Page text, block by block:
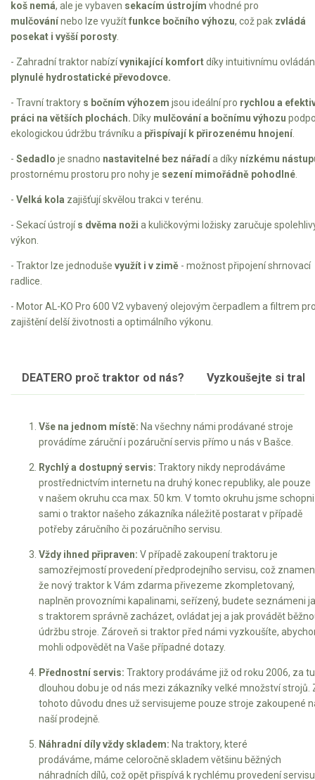
Elektrické skútry
Elektrické tříkolky
Elektrické tříkolky pro seniory
Elektrické tříkolky pracovní
Elektrické čtyřkolky
Náhradní díly
Náhradní díly pro motorové pily
Zahradní traktory
Řetězové pily
Náhradní díly pro sekačky
koš nemá, ale je vybaven sekacím ústrojím vhodné pro
mulčovánínebo lze využítfunkce bočního výhozu, což pak zvládá
posekat i vyšší porosty.
- Zahradní traktor nabízívynikající komfortdíky intuitivnímu
plynulé hydrostatické převodovce.
- Travní traktory s bočním výhozem jsou ideální pro rychlou a
práci na větších plochách. Díky mulčování a bočnímu výhozu
ekologickou údržbu trávníku a přispívají k přirozenému hnojení.
- Sedadlo je snadno nastavitelné bez nářadía díky nízkému
prostornému prostoru pro nohy je sezení mimořádně pohodlné.
- Velká kola zajišťují skvělou trakci v terénu.
- Sekací ústrojís dvěma noži a kuličkovými ložisky zaručuje
výkon.
- Traktor lze jednoduše využít i v zimě - možnost připojení shrnovací
radlice.
- Motor AL-KO Pro 600 V2 vybavený olejovým čerpadlem a filtrem
zajištění delší životnosti a optimálního výkonu.
DEATERO proč traktor od nás? Vyzkoušejte si
Vše na jednom místě: Na všechny námi prodávané stroje
provádíme záruční i pozáruční servis přímo u nás v Bašce.
Rychlý a dostupný servis: Traktory nikdy neprodáváme
prostřednictvím internetu na druhý konec republiky, ale pouze
v našem okruhu cca max. 50 km. V tomto okruhu jsme
sami o traktor našeho zákazníka náležitě postarat v případě
potřeby záručního či pozáručního servisu.
Vždy ihned připraven: V případě zakoupení traktoru je
samozřejmostí provedení předprodejního servisu, což
že nový traktor k Vám zdarma přivezeme zkompletovaný,
naplněn provozními kapalinami, seřízený, budete seznámeni
s traktorem správně zacházet, ovládat jej a jak provádět
údržbu stroje. Zároveň si traktor před námi vyzkoušíte,
mohli odpovědět na Vaše případné dotazy.
Přednostní servis: Traktory prodáváme již od roku 2006, za
dlouhou dobu je od nás mezi zákazníky velké množství strojů.
tohoto důvodu dnes už servisujeme pouze stroje zakoupené
naší prodejně.
Náhradní díly vždy skladem: Na traktory, které
prodáváme, máme celoročně skladem většinu běžných
náhradních dílů, což opět přispívá k rychlému provedení